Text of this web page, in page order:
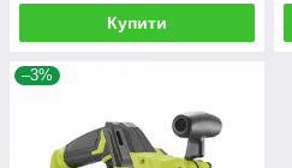
Купити
–3%